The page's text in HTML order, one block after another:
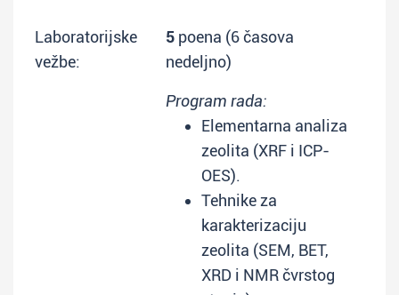
Laboratorijske
vežbe:
5 poena (6 časova
nedeljno)
Program rada:
Elementarna analiza
zeolita (XRF i ICP-
OES).
Tehnike za
karakterizaciju
zeolita (SEM, BET,
XRD i NMR čvrstog